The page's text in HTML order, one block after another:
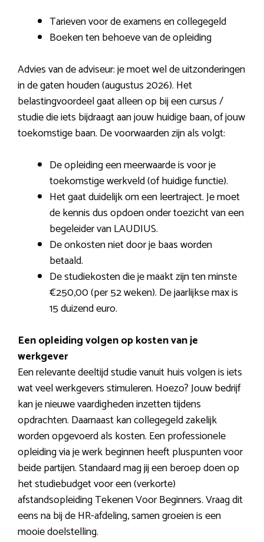
Tarieven voor de examens en collegegeld
Boeken ten behoeve van de opleiding
Advies van de adviseur: je moet wel de uitzonderingen
in de gaten houden (augustus 2026). Het
belastingvoordeel gaat alleen op bij een cursus /
studie die iets bijdraagt aan jouw huidige baan, of jouw
toekomstige baan. De voorwaarden zijn als volgt:
De opleiding een meerwaarde is voor je
toekomstige werkveld (of huidige functie).
Het gaat duidelijk om een leertraject. Je moet
de kennis dus opdoen onder toezicht van een
begeleider van LAUDIUS.
De onkosten niet door je baas worden
betaald.
De studiekosten die je maakt zijn ten minste
€250,00 (per 52 weken). De jaarlijkse max is
15 duizend euro.
Een opleiding volgen op kosten van je
werkgever
Een relevante deeltijd studie vanuit huis volgen is iets
wat veel werkgevers stimuleren. Hoezo? Jouw bedrijf
kan je nieuwe vaardigheden inzetten tijdens
opdrachten. Daarnaast kan collegegeld zakelijk
worden opgevoerd als kosten. Een professionele
opleiding via je werk beginnen heeft pluspunten voor
beide partijen. Standaard mag jij een beroep doen op
het studiebudget voor een (verkorte)
afstandsopleiding Tekenen Voor Beginners. Vraag dit
eens na bij de HR-afdeling, samen groeien is een
mooie doelstelling.